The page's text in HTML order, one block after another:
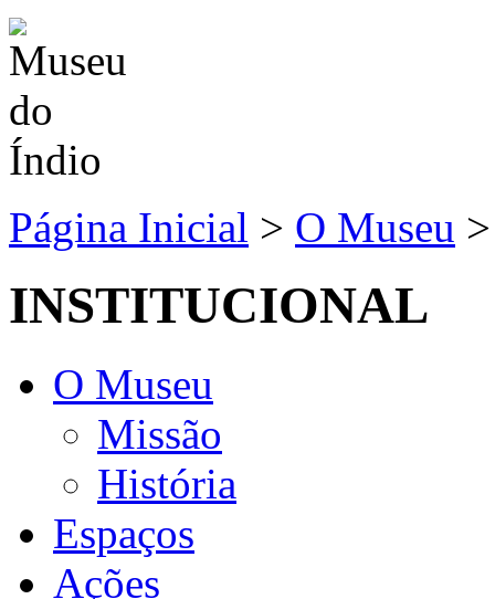
Página Inicial > O Museu
INSTITUCIONAL
O Museu
Missão
História
Espaços
Ações